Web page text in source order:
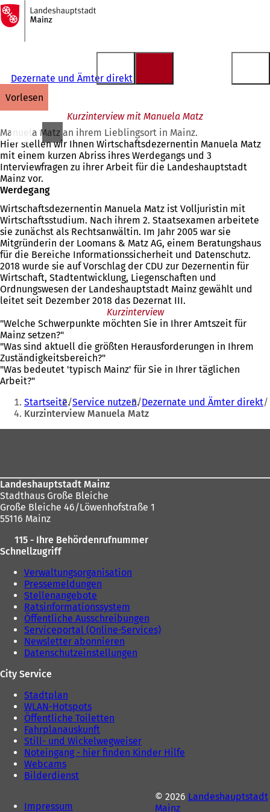
Inhalt anspringen
Zur
Startseite
Dezernate und Ämter direkt
vorlesen
Kurzinterview mit Manuela Matz
Manuela Matz an ihrem Lieblingsort in Mainz.
Hier stellen wir Ihnen Wirtschaftsdezernentin Manuela Matz
mit einem kurzen Abriss ihres Werdegangs und 3
Interviewfragen zu ihrer Arbeit für die Landeshauptstadt
Mainz vor.
Werdegang
Wirtschaftsdezernentin Manuela Matz ist Volljuristin mit
Wirtschaftsstudium. Nach ihrem 2. Staatsexamen arbeitete
sie zunächst als Rechtsanwältin. Im Jahr 2005 war sie
Mitgründerin der Loomans & Matz AG, einem Beratungshaus
für die Bereiche Informationssicherheit und Datenschutz.
2018 wurde sie auf Vorschlag der CDU zur Dezernentin für
Wirtschaft, Stadtentwicklung, Liegenschaften und
Ordnungswesen der Landeshauptstadt Mainz gewählt und
leitet seit Dezember 2018 das Dezernat III.
Kurzinterview
"Welche Schwerpunkte möchten Sie in Ihrer Amtszeit für
Mainz setzen?"
"Was sind aktuell die größten Herausforderungen in Ihrem
Zuständigkeitsbereich?"
"Was bedeutet 'typisch Mainz' für Sie in Ihrer täglichen
Arbeit?"
Sie
befinden
sich
Startseite Service nutzen Dezernate und Ämter direkt
Kurzinterview Manuela Matz
Landeshauptstadt Mainz
Stadthaus Große Bleiche
Große Bleiche 46/Löwenhofstraße 1
55116 Mainz
115 - Ihre Behördenrufnummer
Schnellzugriff
Verwaltungsorganisation
Pressemeldungen
Stellenangebote
Ratsinformationssystem
Öffentliche Ausschreibungen
Serviceportal (Online-Services)
Newsletter abonnieren
Datenschutzeinstellungen
City Service
Stadtplan
WLAN-Hotspots
Öffentliche Toiletten
Fahrplanauskunft
Still- und Wickelwegweiser
Noteingang - hier finden Kinder Hilfe
Webcams
Bilderdienst
Impressum
© 2026 Landeshauptstadt
Mainz